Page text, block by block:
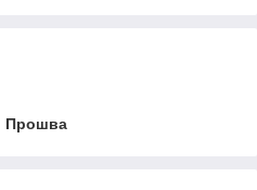
Прошва